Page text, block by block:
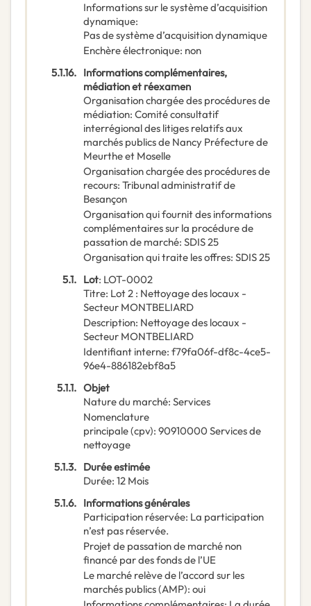
Informations sur le système d’acquisition
dynamique:
Pas de système d’acquisition dynamique
Enchère électronique: non
5.1.16. Informations complémentaires,
médiation et réexamen
Organisation chargée des procédures de
médiation: Comité consultatif
interrégional des litiges relatifs aux
marchés publics de Nancy Préfecture de
Meurthe et Moselle
Organisation chargée des procédures de
recours: Tribunal administratif de
Besançon
Organisation qui fournit des informations
complémentaires sur la procédure de
passation de marché: SDIS 25
Organisation qui traite les offres: SDIS 25
5.1. Lot: LOT-0002
Titre: Lot 2 : Nettoyage des locaux -
Secteur MONTBELIARD
Description: Nettoyage des locaux -
Secteur MONTBELIARD
Identifiant interne: f79fa06f-df8c-4ce5-
96e4-886182ebf8a5
5.1.1. Objet
Nature du marché: Services
Nomenclature
principale(cpv): 90910000 Services de
nettoyage
5.1.3. Durée estimée
Durée: 12 Mois
5.1.6. Informations générales
Participation réservée: La participation
n’est pas réservée.
Projet de passation de marché non
financé par des fonds de l’UE
Le marché relève de l’accord sur les
marchés publics (AMP): oui